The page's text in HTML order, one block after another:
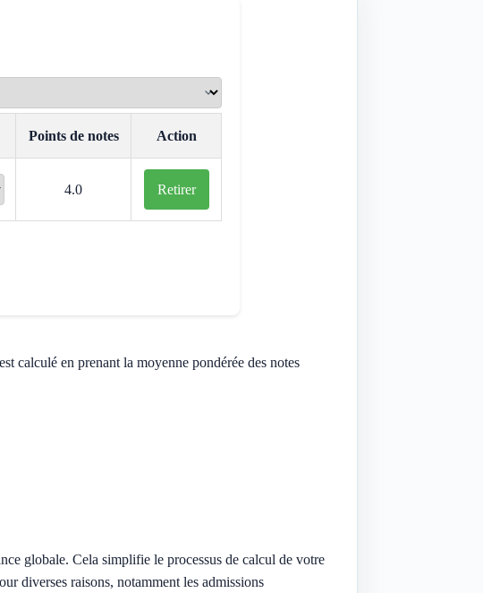
Points de notes Action
4.0 Retirer
calculé en prenant la moyenne pondérée des notes
globale. Cela simplifie le processus de calcul de votre
diverses raisons, notamment les admissions